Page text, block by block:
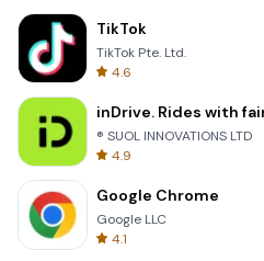
TikTok
TikTok Pte. Ltd.
4.6
inDrive. Rides with
® SUOL INNOVATIONS LTD
4.9
Google Chrome
Google LLC
4.1